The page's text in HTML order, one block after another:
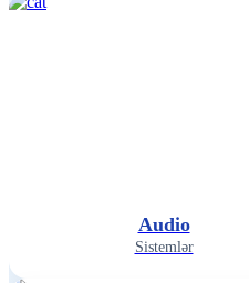
Audio
Sistemlər